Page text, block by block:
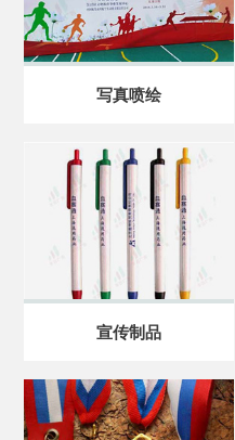
写真喷绘
宣传制品